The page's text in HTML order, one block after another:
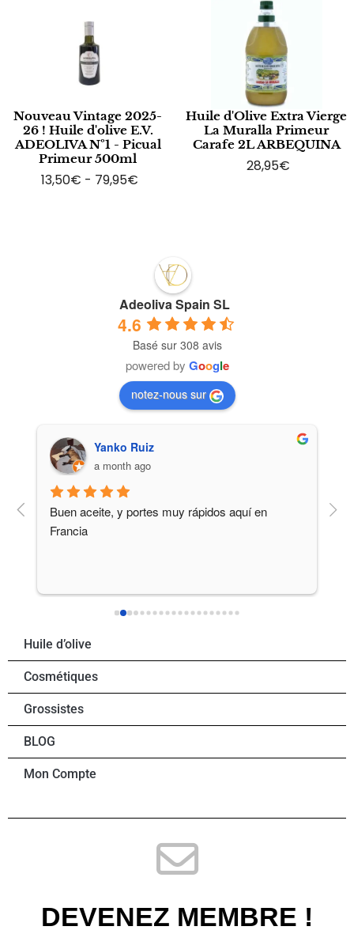
Nouveau Vintage 2025-
26 ! Huile d'olive E.V.
ADEOLIVA Nº1 - Picual
Primeur 500ml
13,50€ - 79,95€
Huile d'Olive Extra Vierge
La Muralla Primeur
Carafe 2L ARBEQUINA
28,95€
Adeoliva Spain SL
4.6
Basé sur 308 avis
powered by Google
notez-nous sur
Yanko Ruiz
a month ago
Buen aceite, y portes muy rápidos aquí en
Francia
Huile d’olive
Cosmétiques
Grossistes
BLOG
Mon Compte
DEVENEZ MEMBRE !